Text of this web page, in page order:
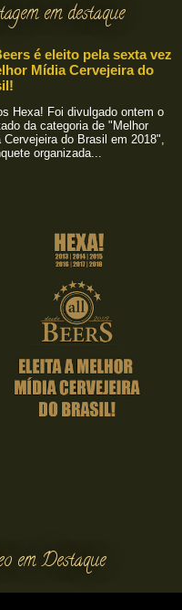
em destaque
é eleito pela sexta vez
Mídia Cervejeira do
Hexa! Foi divulgado ontem o
da categoria de "Melhor
Cervejeira do Brasil em 2018",
organizada...
em Destaque